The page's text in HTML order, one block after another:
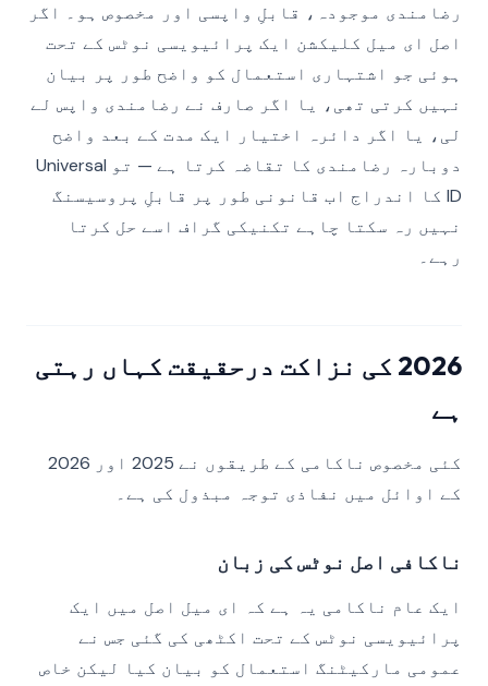
رضامندی موجودہ، قابلِ واپسی اور مخصوص ہو۔ اگر
اصل ای میل کلیکشن ایک پرائیویسی نوٹس کے تحت
ہوئی جو اشتہاری استعمال کو واضح طور پر بیان
نہیں کرتی تھی، یا اگر صارف نے رضامندی واپس لے
لی، یا اگر دائرہ اختیار ایک مدت کے بعد واضح
دوبارہ رضامندی کا تقاضہ کرتا ہے — تو Universal
ID کا اندراج اب قانونی طور پر قابلِ پروسیسنگ
نہیں رہ سکتا چاہے تکنیکی گراف اسے حل کرتا
رہے۔
2026 کی نزاکت درحقیقت کہاں رہتی
ہے
کئی مخصوص ناکامی کے طریقوں نے 2025 اور 2026
کے اوائل میں نفاذی توجہ مبذول کی ہے۔
ناکافی اصل نوٹس کی زبان
ایک عام ناکامی یہ ہے کہ ای میل اصل میں ایک
پرائیویسی نوٹس کے تحت اکٹھی کی گئی جس نے
عمومی مارکیٹنگ استعمال کو بیان کیا لیکن خاص